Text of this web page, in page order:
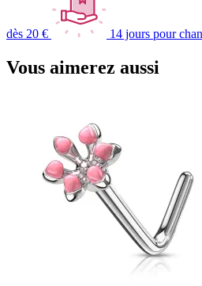
dès 20 € 14 jours pour
Vous aimerez aussi